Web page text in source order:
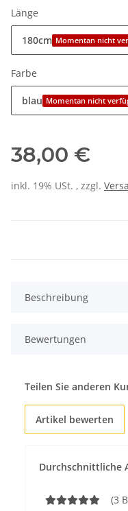
Länge
180cm Momentan nicht
Farbe
blau Momentan nicht
38,00 €
inkl. 19% USt. , zzgl.
Beschreibung
Bewertungen
Durchschnittliche
(3
Teilen Sie anderen
Artikel bewerten